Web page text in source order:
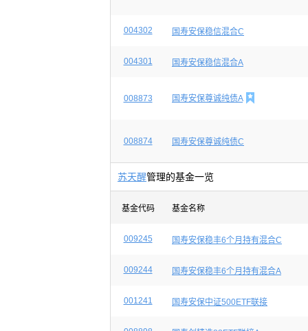
004302 国寿安保稳信混合C
004301 国寿安保稳信混合A
008873 国寿安保尊诚纯债A 
008874 国寿安保尊诚纯债C
苏天醒管理的基金一览
基金代码 基金名称
009245 国寿安保稳丰6个月持有混合C
009244 国寿安保稳丰6个月持有混合A
001241 国寿安保中证500ETF联接